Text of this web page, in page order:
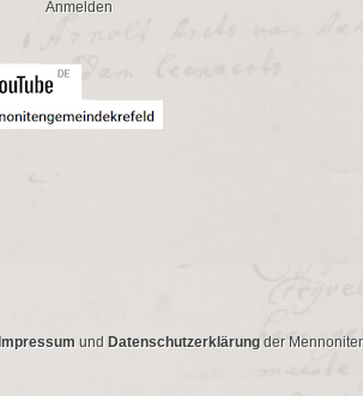
Anmelden
Impressum und Datenschutzerklärungder